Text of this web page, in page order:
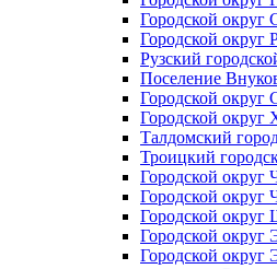
Городской округ
Городской округ
Рузский
Поселение
Городской округ
Городской округ
Талдомский
Троицкий
Городской округ
Городской округ
Городской округ
Городской округ
Городской округ